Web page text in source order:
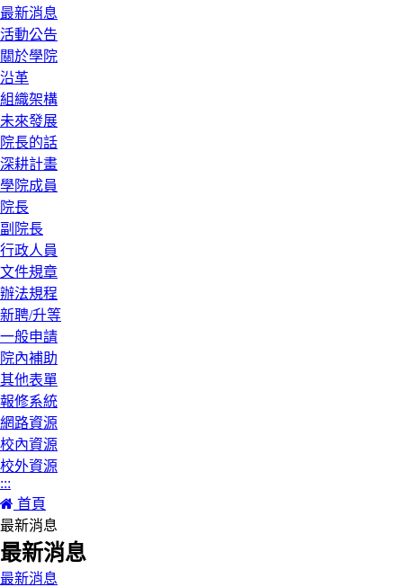
最新消息
活動公告
關於學院
沿革
組織架構
未來發展
院長的話
深耕計畫
學院成員
院長
副院長
行政人員
文件規章
辦法規程
新聘/升等
一般申請
院內補助
其他表單
報修系統
網路資源
校內資源
校外資源
:::
首頁
最新消息
最新消息
最新消息